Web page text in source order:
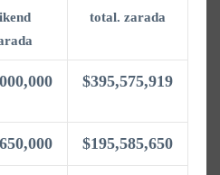
total. zarada
$395,575,919
$195,585,650